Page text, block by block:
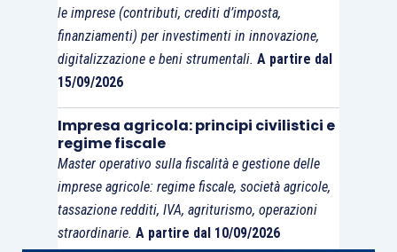
le imprese (contributi, crediti d’imposta,
finanziamenti) per investimenti in innovazione,
digitalizzazione e beni strumentali. A partire dal
15/09/2026
Impresa agricola: principi civilistici e
regime fiscale
Master operativo sulla fiscalità e gestione delle
imprese agricole: regime fiscale, società agricole,
tassazione redditi, IVA, agriturismo, operazioni
straordinarie. A partire dal 10/09/2026